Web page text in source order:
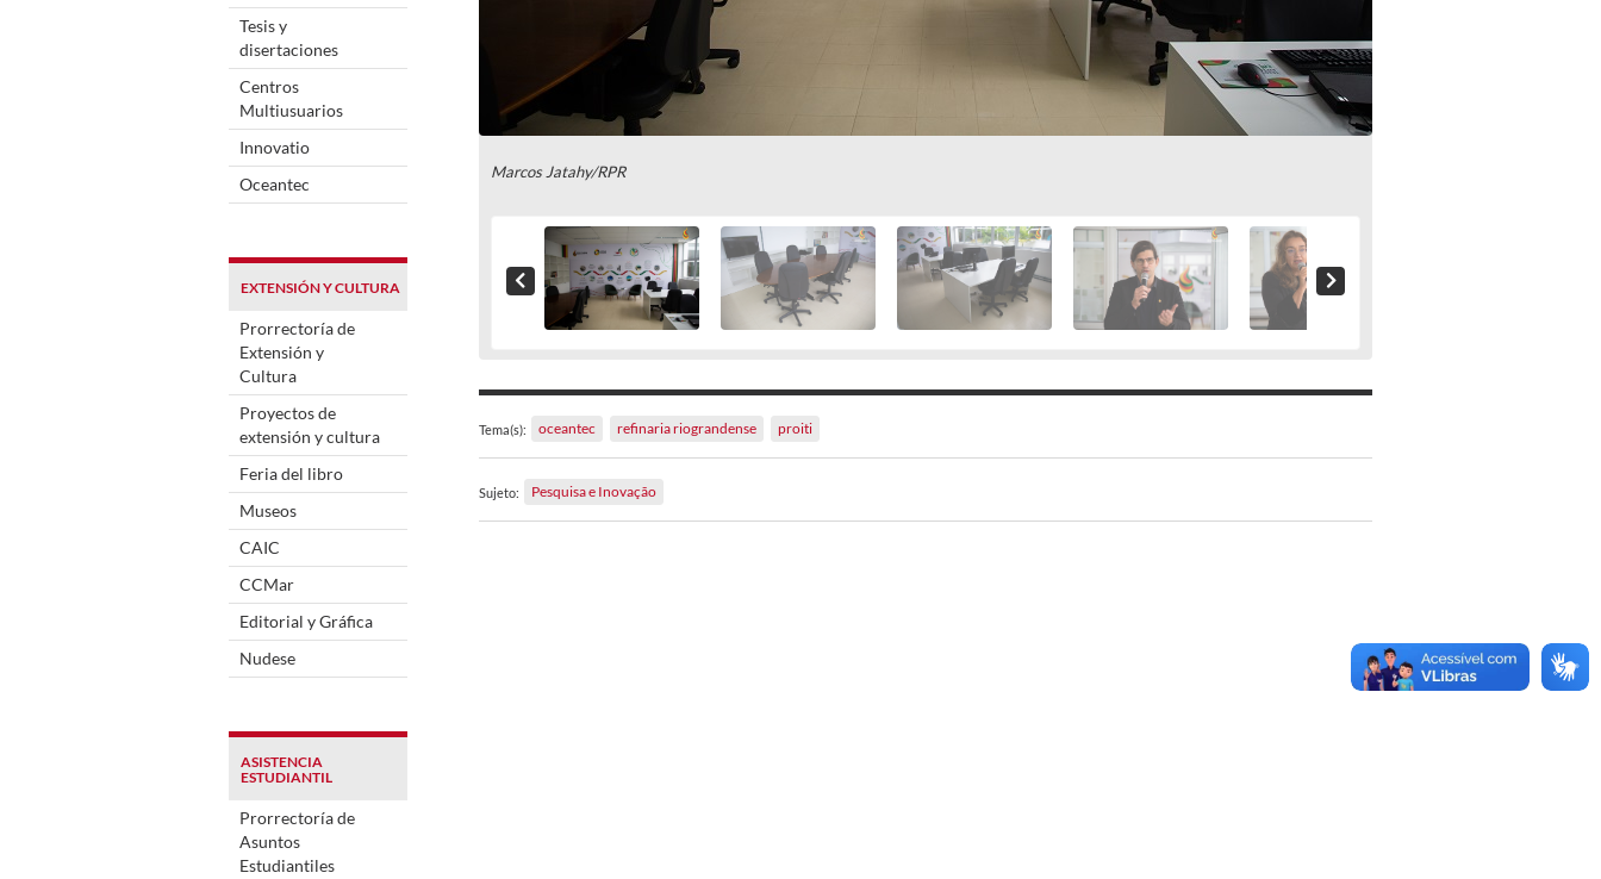
Tesis y
disertaciones
Centros
Multiusuarios
Innovatio
Oceantec
EXTENSIÓN Y CULTURA
Prorrectoría de
Extensión y
Cultura
Proyectos de
extensión y cultura
Feria del libro
Museos
CAIC
CCMar
Editorial y Gráfica
Nudese
ASISTENCIA
ESTUDIANTIL
Prorrectoría de
Asuntos
Estudiantiles
Marcos Jatahy/RPR
Tema(s): oceantec refinaria riograndense proiti
Sujeto: Pesquisa e Inovação